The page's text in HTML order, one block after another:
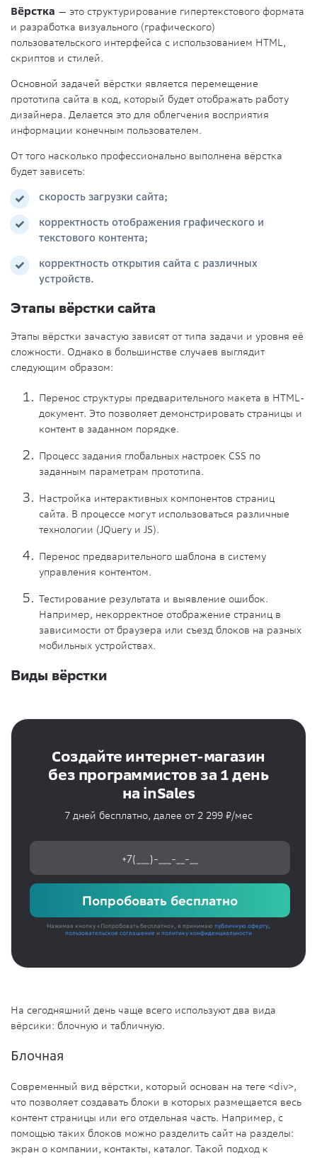
Вёрстка — это структурирование гипертекстового формата
и разработка визуального (графического)
пользовательского интерфейса с использованием HTML,
скриптов и стилей.
Основной задачей вёрстки является перемещение
прототипа сайта в код, который будет отображать работу
дизайнера. Делается это для облегчения восприятия
информации конечным пользователем.
От того насколько профессионально выполнена вёрстка
будет зависеть:
скорость загрузки сайта;
корректность отображения графического и
текстового контента;
корректность открытия сайта с различных
устройств.
Этапы вёрстки сайта
Этапы вёрстки зачастую зависят от типа задачи и уровня её
сложности. Однако в большинстве случаев выглядит
следующим образом:
Перенос структуры предварительного макета в HTML-
документ. Это позволяет демонстрировать страницы и
контент в заданном порядке.
Процесс задания глобальных настроек CSS по
заданным параметрам прототипа.
Настройка интерактивных компонентов страниц
сайта. В процессе могут использоваться различные
технологии (JQuery и JS).
Перенос предварительного шаблона в систему
управления контентом.
Тестирование результата и выявление ошибок.
Например, некорректное отображение страниц в
зависимости от браузера или съезд блоков на разных
мобильных устройствах.
Виды вёрстки
Создайте интернет-магазин
без программистов за 1 день
на inSales
7 дней бесплатно, далее от 2 299 ₽/мес
Попробовать бесплатно
Нажимая кнопку «Попробовать бесплатно», я принимаю публичную оферту,
пользовательское соглашение и политику конфиденциальности
На сегодняшний день чаще всего используют два вида
вёрсики: блочную и табличную.
Блочная
Современный вид вёрстки, который основан на теге <div>,
что позволяет создавать блоки в которых размещается весь
контент страницы или его отдельная часть. Например, с
помощью таких блоков можно разделить сайт на разделы:
экран о компании, контакты, каталог. Такой подход к